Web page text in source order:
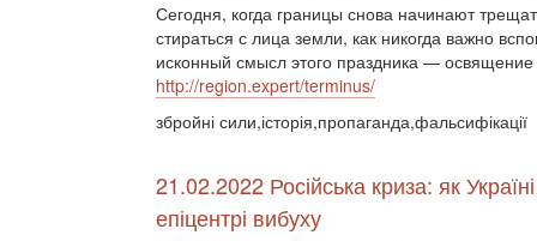
Сегодня, когда границы снова начинают
стираться с лица земли, как никогда важно
исконный смысл этого праздника — освящение
http://region.expert/terminus/
збройні сили,історія,пропаганда,фальсифікації
21.02.2022 Російська криза: як
епіцентрі вибуху